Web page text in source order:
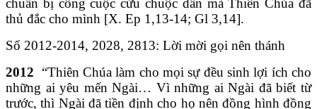
thủ đắc cho mình [X. Ep 1,13-14; Gl 3,14].
Số 2012-2014, 2028, 2813: Lời mời gọi nên thánh
2012
“Thiên Chúa làm cho mọi sự đều sinh lợi ích cho
những ai yêu mến Ngài… Vì những ai Ngài đã biết từ
trước, thì Ngài đã tiền định cho họ nên đồng hình đồng